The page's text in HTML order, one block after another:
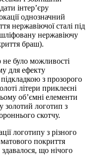
інтер’єру
однозначний
нержавіючої сталі під
нержавіючу
браш).
не було можливості
для ефекту
з прозорого
літери приклеєні
об’ємні елементи
логотип з
скотчу.
логотипу з різного
матового покриття
що нічого